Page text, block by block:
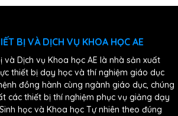
BỊ VÀ DỊCH VỤ KHOA HỌC AE
và Dịch vụ Khoa học AE là nhà sản xuất
thiết bị dạy học và thí nghiệm giáo dục
đồng hành cùng ngành giáo dục, chúng
các thiết bị thí nghiệm phục vụ giảng dạy
học và Khoa học Tự nhiên theo đúng